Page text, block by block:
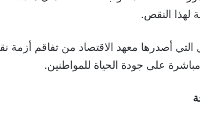
لهذا النقص.
أصدرها معهد الاقتصاد من تفاقم أزمة
على جودة الحياة للمواطنين.